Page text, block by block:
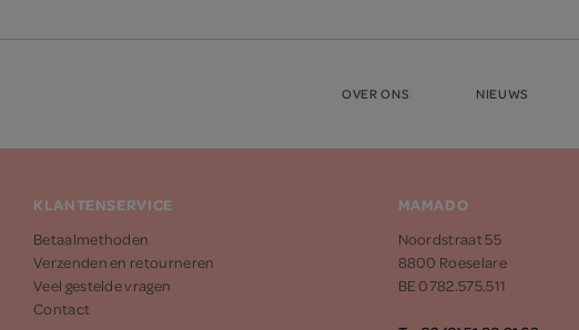
OVER ONS NIEUWS
KLANTENSERVICE
Betaalmethoden
Verzenden en retourneren
Veel gestelde vragen
Contact
MAMADO
Noordstraat 55
8800 Roeselare
BE 0782.575.511